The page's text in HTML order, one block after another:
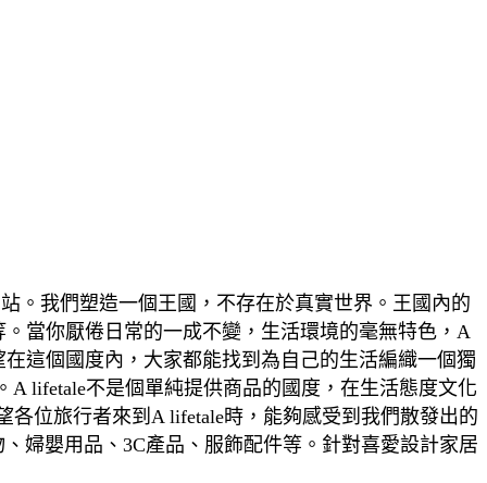
。我們塑造一個王國，不存在於真實世界。王國內的
當你厭倦日常的一成不變，生活環境的毫無特色，A
這個國度內，大家都能找到為自己的生活編織一個獨
lifetale不是個單純提供商品的國度，在生活態度文化
位旅行者來到A lifetale時，能夠感受到我們散發出的
婦嬰用品、3C產品、服飾配件等。針對喜愛設計家居